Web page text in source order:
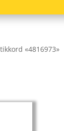
«4816973»